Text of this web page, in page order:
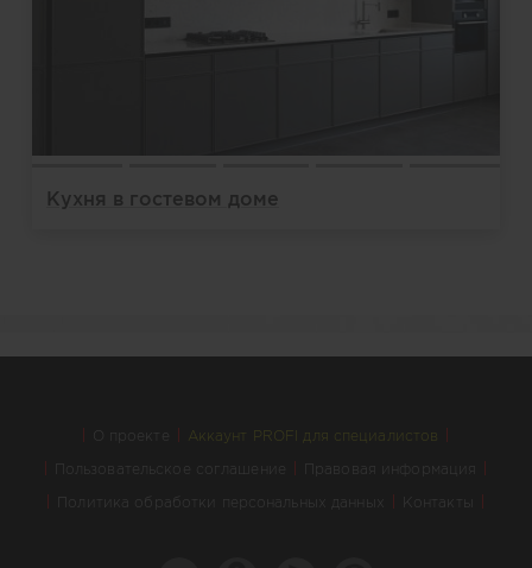
Кухня в гостевом доме
О проекте Аккаунт PROFI для специалистов
Пользовательское соглашение Правовая информация
Политика обработки персональных данных Контакты